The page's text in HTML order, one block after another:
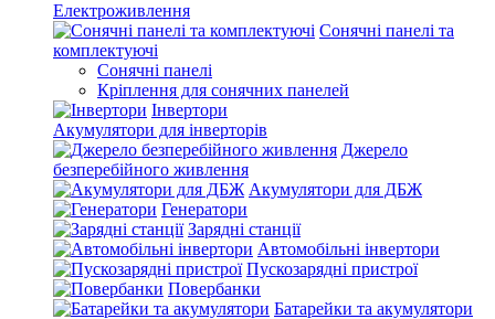
Електроживлення
Сонячні панелі та
комплектуючі
Сонячні панелі
Кріплення для сонячних панелей
Інвертори
Акумулятори для інверторів
Джерело
безперебійного живлення
Акумулятори для ДБЖ
Генератори
Зарядні станції
Автомобільні інвертори
Пускозарядні пристрої
Повербанки
Батарейки та акумулятори